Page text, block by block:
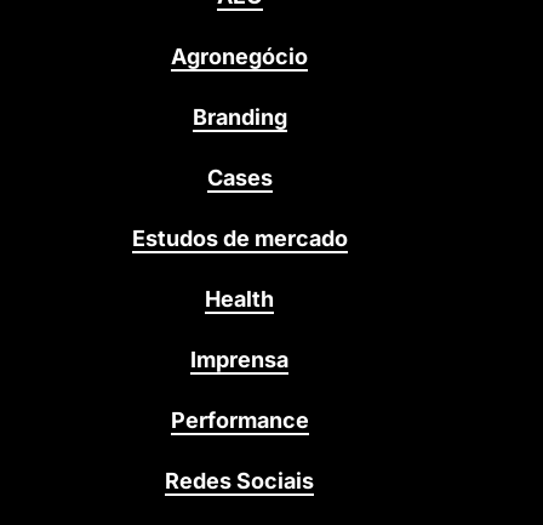
Agronegócio
Branding
Cases
Estudos de mercado
Health
Imprensa
Performance
Redes Sociais